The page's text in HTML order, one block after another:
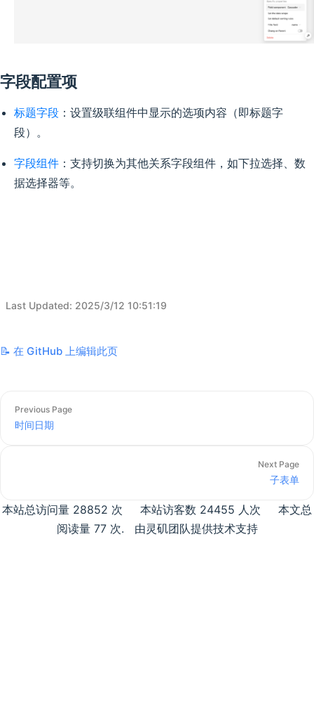
字段配置项
标题字段 ：设置级联组件中显示的选项内容（即标题字
段）。
字段组件 ：支持切换为其他关系字段组件，如下拉选择、数
据选择器等。
Last Updated: 2025/3/12 10:51:19
📝 在 GitHub 上编辑此页
Previous Page
时间日期
Next Page
子表单
本站总访问量 28852 次 本站访客数 24455 人次
本文总
阅读量 77 次. 由灵矶团队提供技术支持